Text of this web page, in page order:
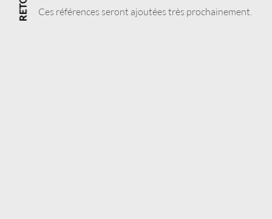
Ces références seront ajoutées très prochainement.